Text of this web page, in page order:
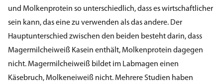
und Molkenprotein so unterschiedlich, dass es wirtschaftlicher
sein kann, das eine zu verwenden als das andere. Der
Hauptunterschied zwischen den beiden besteht darin, dass
Magermilcheiweiß Kasein enthält, Molkenprotein dagegen
nicht. Magermilcheiweiß bildet im Labmagen einen
Käsebruch, Molkeneiweiß nicht. Mehrere Studien haben